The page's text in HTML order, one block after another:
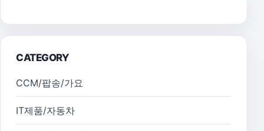
CATEGORY
CCM/팝송/가요
IT제품/자동차